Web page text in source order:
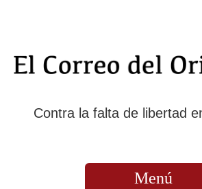
Contra la falta de libertad
Menú